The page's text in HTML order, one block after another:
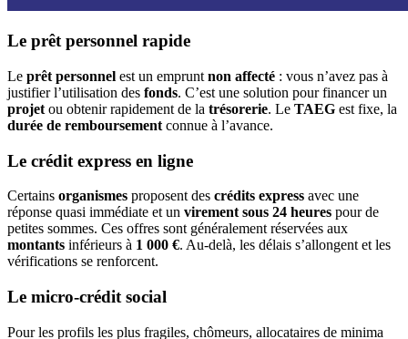
Le prêt personnel rapide
Le prêt personnel est un emprunt non affecté : vous n’avez pas à
justifier l’utilisation des fonds. C’est une solution pour financer un
projet ou obtenir rapidement de la trésorerie. Le TAEG est fixe, la
durée de remboursement connue à l’avance.
Le crédit express en ligne
Certains organismes proposent des crédits express avec une
réponse quasi immédiate et un virement sous 24 heures pour de
petites sommes. Ces offres sont généralement réservées aux
montants inférieurs à 1 000 €. Au-delà, les délais s’allongent et les
vérifications se renforcent.
Le micro-crédit social
Pour les profils les plus fragiles, chômeurs, allocataires de minima